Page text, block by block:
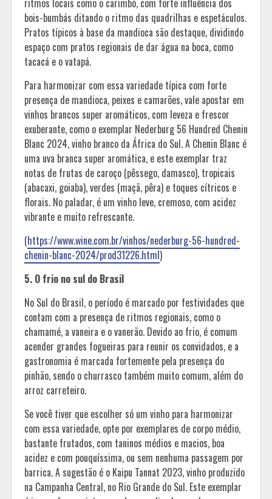
bois-bumbás ditando o ritmo das quadrilhas e espetáculos.
Pratos típicos à base da mandioca são destaque, dividindo
espaço com pratos regionais de dar água na boca, como
tacacá e o vatapá.
Para harmonizar com essa variedade típica com forte
presença de mandioca, peixes e camarões, vale apostar em
vinhos brancos super aromáticos, com leveza e frescor
exuberante, como o exemplar Nederburg 56 Hundred Chenin
Blanc 2024, vinho branco da África do Sul. A Chenin Blanc é
uma uva branca super aromática, e este exemplar traz
notas de frutas de caroço (pêssego, damasco), tropicais
(abacaxi, goiaba), verdes (maçã, pêra) e toques cítricos e
florais. No paladar, é um vinho leve, cremoso, com acidez
vibrante e muito refrescante.
(https://www.wine.com.br/vinhos/nederburg-56-hundred-
chenin-blanc-2024/prod31226.html)
5. O frio no sul do Brasil
No Sul do Brasil, o período é marcado por festividades que
contam com a presença de ritmos regionais, como o
chamamé, a vaneira e o vanerão. Devido ao frio, é comum
acender grandes fogueiras para reunir os convidados, e a
gastronomia é marcada fortemente pela presença do
pinhão, sendo o churrasco também muito comum, além do
arroz carreteiro.
Se você tiver que escolher só um vinho para harmonizar
com essa variedade, opte por exemplares de corpo médio,
bastante frutados, com taninos médios e macios, boa
acidez e com pouquíssima, ou sem nenhuma passagem por
barrica. A sugestão é o Kaipu Tannat 2023, vinho produzido
na Campanha Central, no Rio Grande do Sul. Este exemplar